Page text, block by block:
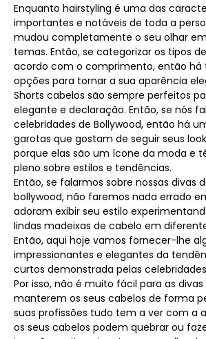
Enquanto hairstyling é uma das
importantes e notáveis ​​de toda a
mudou completamente o seu olhar
temas. Então, se categorizar os tipos
acordo com o comprimento, então
opções para tornar a sua aparência
Shorts cabelos são sempre perfeitos
elegante e declaração. Então, se nós
celebridades de Bollywood, então há
garotas que gostam de seguir seus
porque elas são um ícone da moda e
pleno sobre estilos e tendências.
Então, se falarmos sobre nossas divas
bollywood, não faremos nada errado
adoram exibir seu estilo
lindas madeixas de cabelo em
Então, aqui hoje vamos fornecer-lhe
impressionantes e elegantes da
curtos demonstrada pelas
Por isso, não é muito fácil para as divas
manterem os seus cabelos de forma
suas profissões tudo tem a ver com a
os seus cabelos podem quebrar ou